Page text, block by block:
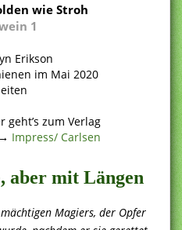
wie Stroh
1
Erikson
im Mai 2020
geht’s zum Verlag
→ Impress/ Carlsen
aber mit Längen
Magiers, der Opfer